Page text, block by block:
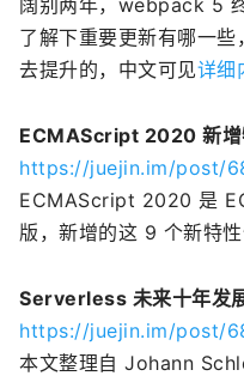
阔别两年，webpack 5
了解下重要更新有哪一
去提升的，中文可见详细
ECMAScript 2020 新增
https://juejin.im/post/
ECMAScript 2020 是
版，新增的这 9 个新特
Serverless 未来十年发
https://juejin.im/post/
本文整理自 Johann